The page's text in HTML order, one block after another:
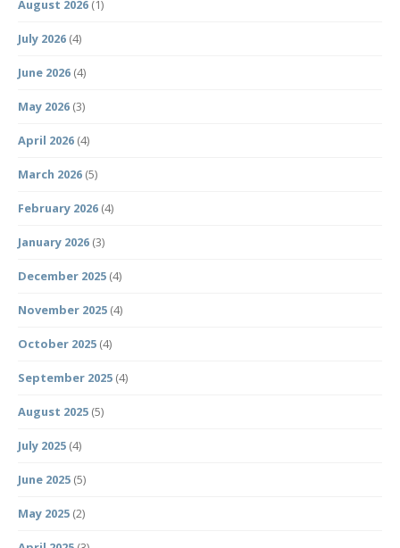
August 2026 (1)
July 2026 (4)
June 2026 (4)
May 2026 (3)
April 2026 (4)
March 2026 (5)
February 2026 (4)
January 2026 (3)
December 2025 (4)
November 2025 (4)
October 2025 (4)
September 2025 (4)
August 2025 (5)
July 2025 (4)
June 2025 (5)
May 2025 (2)